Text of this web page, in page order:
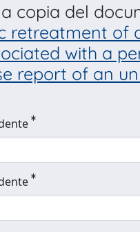
copia del
retreatment of
with a
report of an